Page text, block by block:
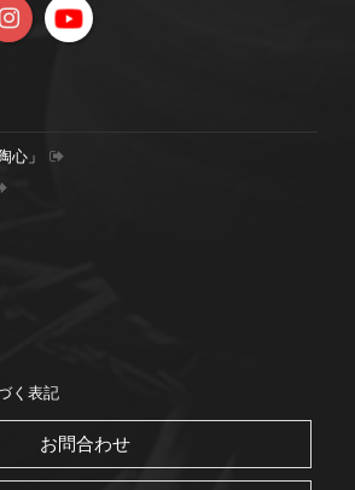
心」
く表記
お問合わせ